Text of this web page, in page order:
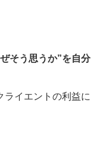
そう思うか”を自分
ライエントの利益に